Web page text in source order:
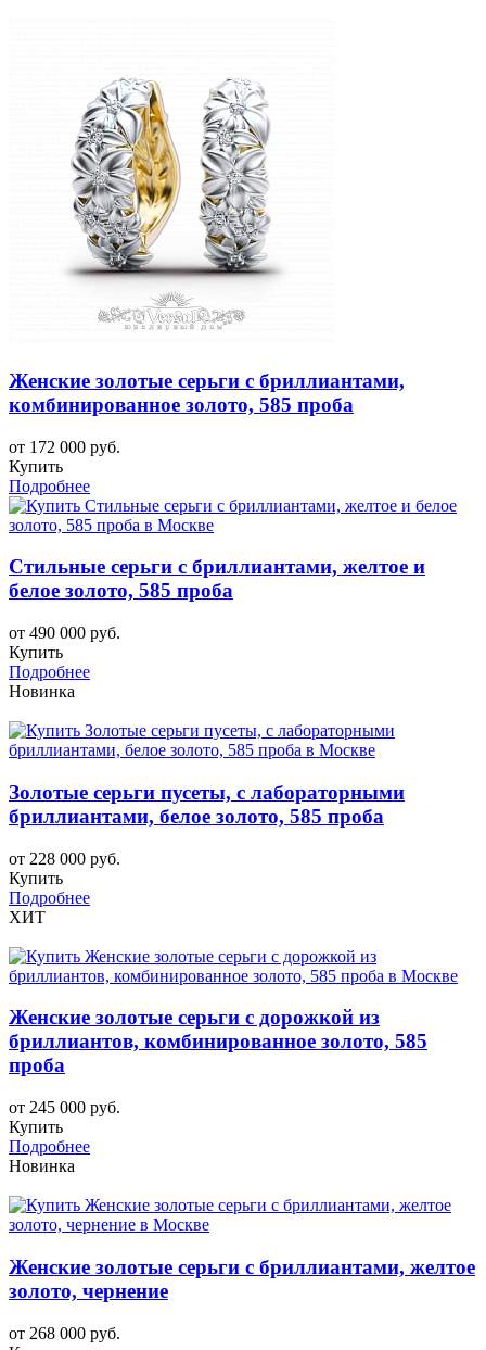
Женские золотые серьги с бриллиантами,
комбинированное золото, 585 проба
от 172 000 руб.
Купить
Подробнее
Стильные серьги с бриллиантами, желтое и
белое золото, 585 проба
от 490 000 руб.
Купить
Подробнее
Новинка
Золотые серьги пусеты, с лабораторными
бриллиантами, белое золото, 585 проба
от 228 000 руб.
Купить
Подробнее
ХИТ
Женские золотые серьги с дорожкой из
бриллиантов, комбинированное золото, 585
проба
от 245 000 руб.
Купить
Подробнее
Новинка
Женские золотые серьги с бриллиантами, желтое
золото, чернение
от 268 000 руб.